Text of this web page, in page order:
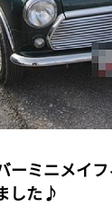
ーミニメイ
した♪